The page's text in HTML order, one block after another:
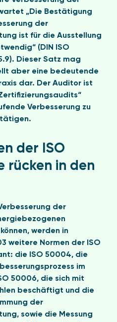
„Die Bestätigung
der
ist für die Ausstellung
(DIN ISO
Dieser Satz mag
aber eine bedeutende
dar. Der Auditor ist
Verbesserung zu
der ISO
rücken in den
der
werden in
weitere Normen der ISO
die ISO 50004, die
im
50006, die sich mit
beschäftigt und die
der
sowie die Messung